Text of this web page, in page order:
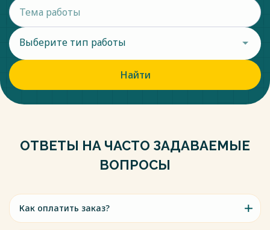
Выберите тип работы
Найти
ОТВЕТЫ НА ЧАСТО ЗАДАВАЕМЫЕ
ВОПРОСЫ
Как оплатить заказ?